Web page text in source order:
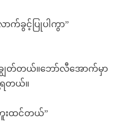
က်ခွင့်ပြုပါကွာ”
ျွတ်တယ်။ဘော်လီအောက်မှာ
တယ်။
ဘူးထင်တယ်”